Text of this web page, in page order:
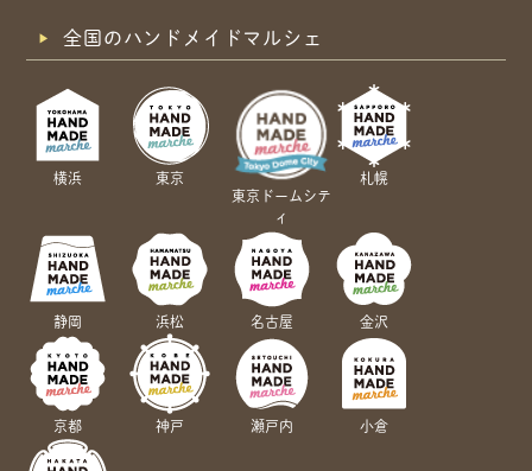
全国のハンドメイドマルシェ
横浜
東京
東京ドームシテ
ィ
札幌
静岡 浜松 名古屋 金沢
京都 神戸 瀬戸内 小倉